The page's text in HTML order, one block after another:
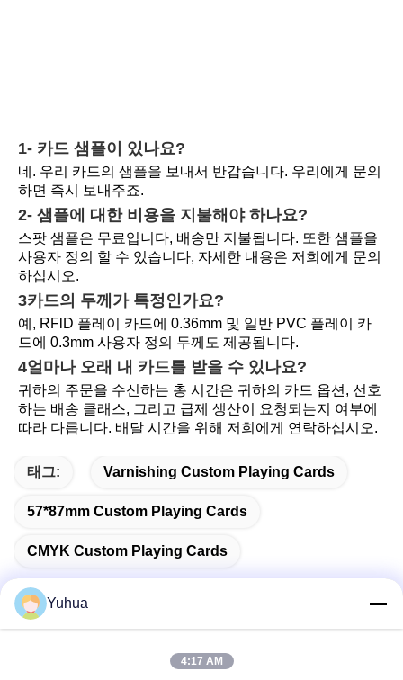
1- 카드 샘플이 있나요?
네. 우리 카드의 샘플을 보내서 반갑습니다. 우리에게 문의
하면 즉시 보내주죠.
2- 샘플에 대한 비용을 지불해야 하나요?
스팟 샘플은 무료입니다, 배송만 지불됩니다. 또한 샘플을
사용자 정의 할 수 있습니다, 자세한 내용은 저희에게 문의
하십시오.
3카드의 두께가 특정인가요?
예, RFlD 플레이 카드에 0.36mm 및 일반 PVC 플레이 카
드에 0.3mm 사용자 정의 두께도 제공됩니다.
4얼마나 오래 내 카드를 받을 수 있나요?
귀하의 주문을 수신하는 총 시간은 귀하의 카드 옵션, 선호
하는 배송 클래스, 그리고 급제 생산이 요청되는지 여부에
따라 다릅니다. 배달 시간을 위해 저희에게 연락하십시오.
태그: Varnishing Custom Playing Cards
57*87mm Custom Playing Cards
CMYK Custom Playing Cards
Yuhua
4:17 AM